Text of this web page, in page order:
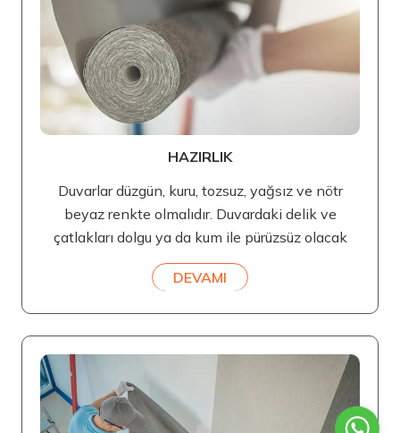
HAZIRLIK
Duvarlar düzgün, kuru, tozsuz, yağsız ve nötr
beyaz renkte olmalıdır. Duvardaki delik ve
çatlakları dolgu ya da kum ile pürüzsüz olacak
DEVAMI